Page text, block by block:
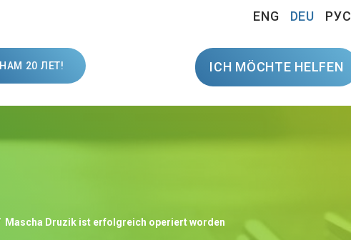
ENG DEU РУС
НАМ 20 ЛЕТ! ICH MÖCHTE HELFEN
Mascha Druzik ist erfolgreich operiert worden